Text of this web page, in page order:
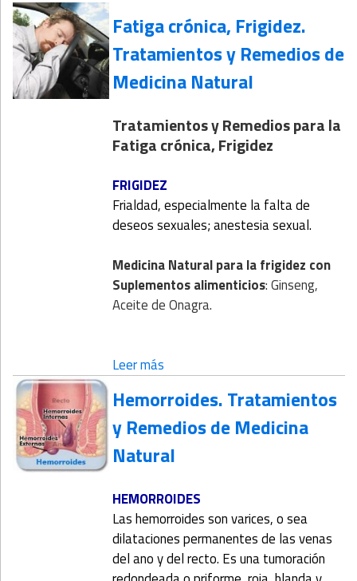
Fatiga crónica, Frigidez.
Tratamientos y Remedios de
Medicina Natural
Tratamientos y Remedios para la
Fatiga crónica, Frigidez
FRIGIDEZ
Frialdad, especialmente la falta de
deseos sexuales; anestesia sexual.
Medicina Natural para la frigidez con
Suplementos alimenticios: Ginseng,
Aceite de Onagra.
Leer más
Hemorroides. Tratamientos
y Remedios de Medicina
Natural
HEMORROIDES
Las hemorroides son varices, o sea
dilataciones permanentes de las venas
del ano y del recto. Es una tumoración